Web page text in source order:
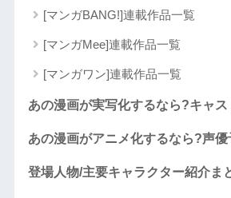
[マンガBANG!]連載作品一覧
[マンガMee]連載作品一覧
[マンガワン]連載作品一覧
あの漫画が実写化するなら?キャス
あの漫画がアニメ化するなら?声優
登場人物/主要キャラクター紹介ま